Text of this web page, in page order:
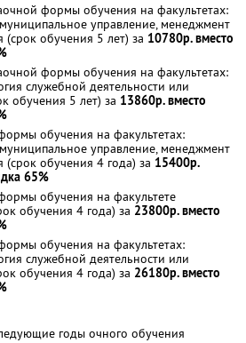
формы обучения на факультетах:
управление, менеджмент
обучения 5 лет) за 10780р. вместо
формы обучения на факультетах:
служебной деятельности или
обучения 5 лет) за 13860р. вместо
обучения на факультетах:
управление, менеджмент
обучения 4 года) за 15400р.
65%
обучения на факультете
обучения 4 года) за 23800р. вместо
обучения на факультетах:
служебной деятельности или
обучения 4 года) за 26180р. вместо
годы очного обучения